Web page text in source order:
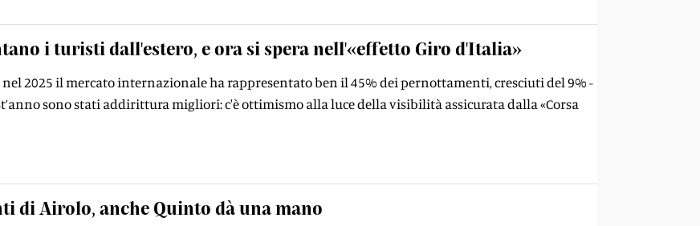
i turisti dall'estero, e ora si spera nell'«effetto Giro d'Italia»
nel 2025 il mercato internazionale ha rappresentato ben il 45% dei pernottamenti, cresciuti del 9% -
sono stati addirittura migliori: c'è ottimismo alla luce della visibilità assicurata dalla «Corsa
di Airolo, anche Quinto dà una mano